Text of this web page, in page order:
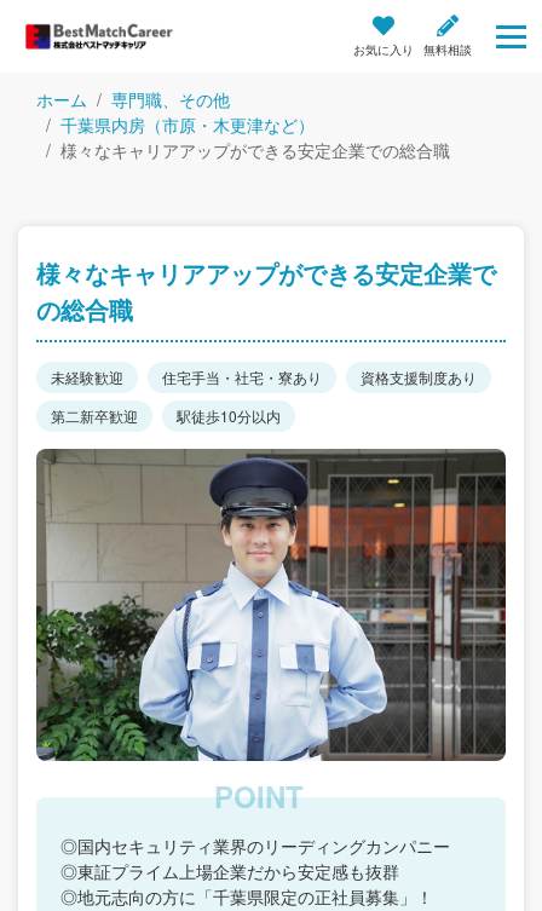
お気に入り 無料相談
ホーム
専門職、その他
千葉県内房（市原・木更津など）
様々なキャリアアップができる安定企業での総合職
様々なキャリアアップができる安定企業で
の総合職
未経験歓迎 住宅手当・社宅・寮あり
資格支援制度あり
第二新卒歓迎
駅徒歩10分以内
◎国内セキュリティ業界のリーディングカンパニー
◎東証プライム上場企業だから安定感も抜群
◎地元志向の方に「千葉県限定の正社員募集」！